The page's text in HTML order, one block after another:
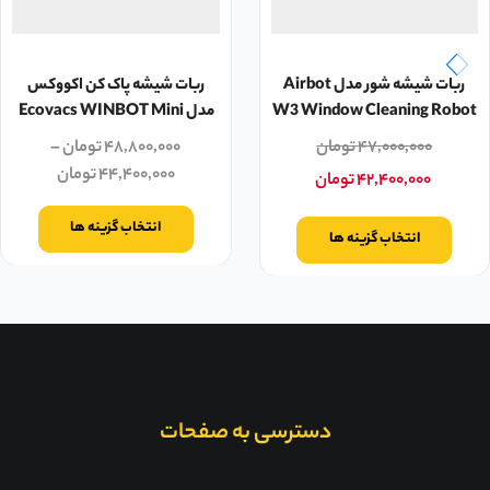
ربات شیشه‌ شور مدل Airbot
W3 Window Cleaning Robot
۴۷,۰۰۰,۰۰۰تومان
۴۲,۴۰۰,۰۰۰تومان
انتخاب گزینه ها
ربات شیشه پاک کن اکووکس
مدل Ecovacs WINBOT Mini
۴۸,۸۰۰,۰۰۰تومان–
۴۴,۴۰۰,۰۰۰تومان
انتخاب گزینه ها
دسترسی به صفحات